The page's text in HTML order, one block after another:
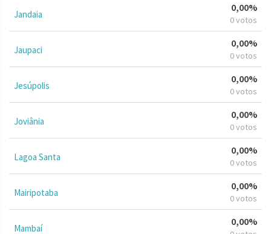
Jandaia
0,00%
0 votos
Jaupaci
0,00%
0 votos
Jesúpolis
0,00%
0 votos
Joviânia
0,00%
0 votos
Lagoa Santa
0,00%
0 votos
Mairipotaba
0,00%
0 votos
Mambaí
0,00%